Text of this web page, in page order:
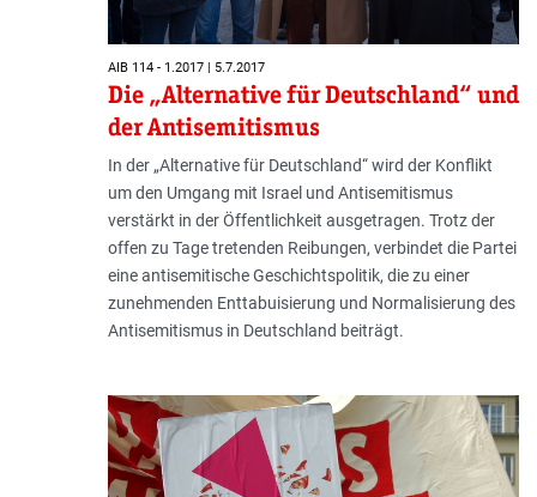
AIB 114 - 1.2017 | 5.7.2017
Die „Alternative für Deutschland“ und
der Antisemitismus
In der „Alternative für Deutschland“ wird der Konflikt
um den Umgang mit Israel und Antisemitismus
verstärkt in der Öffentlichkeit ausgetragen. Trotz der
offen zu Tage tretenden Reibungen, verbindet die Partei
eine antisemitische Geschichtspolitik, die zu einer
zunehmenden Enttabuisierung und Normalisierung des
Antisemitismus in Deutschland beiträgt.